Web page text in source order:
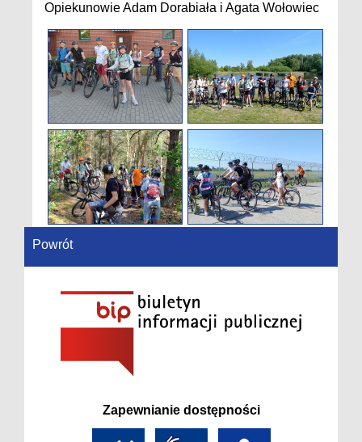
Opiekunowie Adam Dorabiała i Agata Wołowiec
Powrót
Zapewnianie dostępności